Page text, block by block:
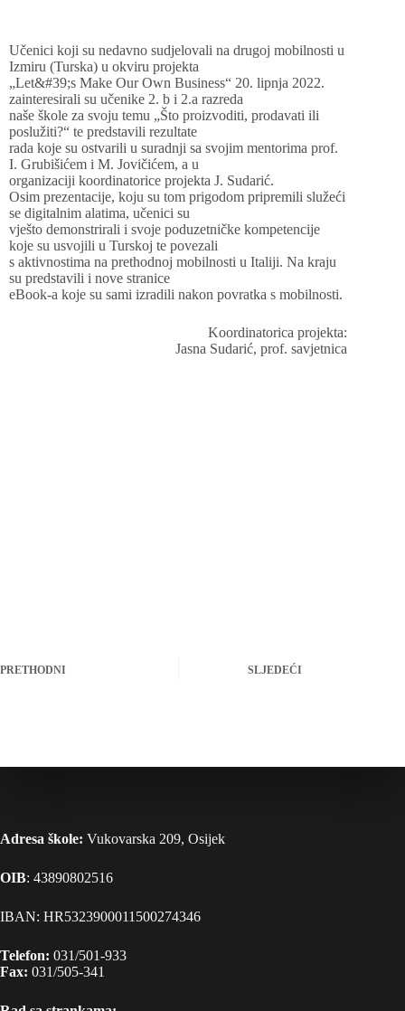
Učenici koji su nedavno sudjelovali na drugoj mobilnosti u
Izmiru (Turska) u okviru projekta
„Let&#39;s Make Our Own Business“ 20. lipnja 2022.
zainteresirali su učenike 2. b i 2.a razreda
naše škole za svoju temu „Što proizvoditi, prodavati ili
poslužiti?“ te predstavili rezultate
rada koje su ostvarili u suradnji sa svojim mentorima prof.
I. Grubišićem i M. Jovičićem, a u
organizaciji koordinatorice projekta J. Sudarić.
Osim prezentacije, koju su tom prigodom pripremili služeći
se digitalnim alatima, učenici su
vješto demonstrirali i svoje poduzetničke kompetencije
koje su usvojili u Turskoj te povezali
s aktivnostima na prethodnoj mobilnosti u Italiji. Na kraju
su predstavili i nove stranice
eBook-a koje su sami izradili nakon povratka s mobilnosti.
Koordinatorica projekta:
Jasna Sudarić, prof. savjetnica
PRETHODNI SLJEDEĆI
Adresa škole: Vukovarska 209, Osijek
OIB: 43890802516
IBAN: HR5323900011500274346
Telefon: 031/501-933
Fax: 031/505-341